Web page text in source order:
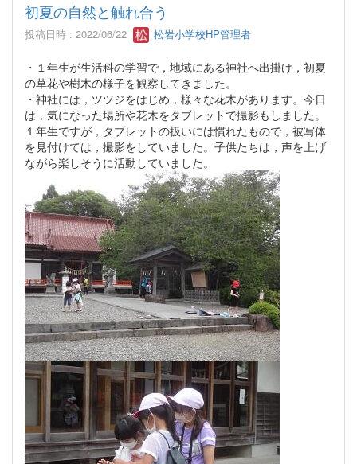
初夏の自然と触れ合う
投稿日時 : 2022/06/22 松岩小学校HP管理者
・１年生が生活科の学習で，地域にある神社へ出掛け，初夏
の草花や樹木の様子を観察してきました。
・神社には，ツツジをはじめ，様々な花木があります。今日
は，気になった場所や花木をタブレットで撮影もしました。
１年生ですが，タブレットの扱いには慣れたもので，被写体
を見付けては，撮影をしていました。子供たちは，声を上げ
ながら楽しそうに活動していました。